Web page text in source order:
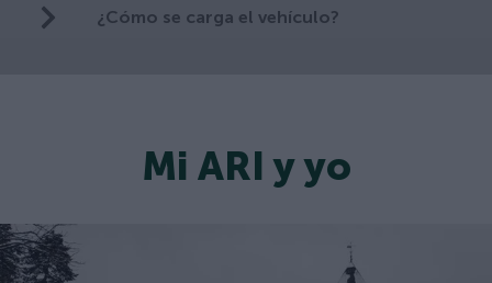
¿Cómo se carga el vehículo?
Mi ARI y yo